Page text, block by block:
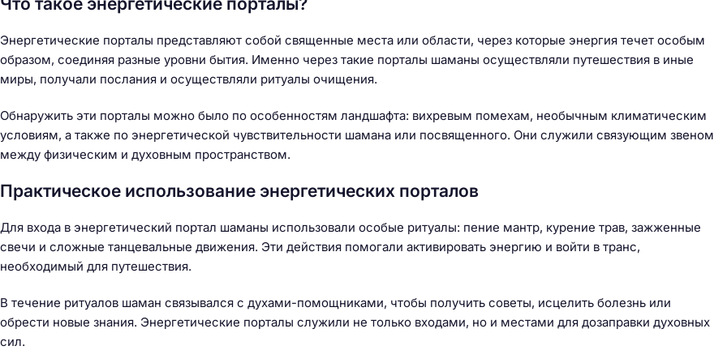
Энергетические порталы представляют собой священные места или области, через которые энергия течет особым
образом, соединяя разные уровни бытия. Именно через такие порталы шаманы осуществляли путешествия в иные
миры, получали послания и осуществляли ритуалы очищения.
Обнаружить эти порталы можно было по особенностям ландшафта: вихревым помехам, необычным климатическим
условиям, а также по энергетической чувствительности шамана или посвященного. Они служили связующим звеном
между физическим и духовным пространством.
Практическое использование энергетических порталов
Для входа в энергетический портал шаманы использовали особые ритуалы: пение мантр, курение трав, зажженные
свечи и сложные танцевальные движения. Эти действия помогали активировать энергию и войти в транс,
необходимый для путешествия.
В течение ритуалов шаман связывался с духами-помощниками, чтобы получить советы, исцелить болезнь или
обрести новые знания. Энергетические порталы служили не только входами, но и местами для дозаправки духовных
сил.
й
и
: